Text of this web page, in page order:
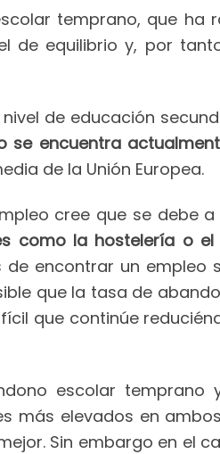
temprano, que ha
de equilibrio y, por
de educación
encuentra
de la Unión Europea.
cree que se debe
como la hostelería o
encontrar un empleo
que la tasa de
que continúe
escolar temprano
más elevados en
Sin embargo en el